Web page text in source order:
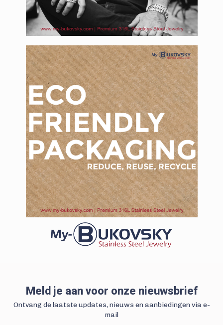
Meld je aan voor onze nieuwsbrief
Ontvang de laatste updates, nieuws en aanbiedingen via e-
mail